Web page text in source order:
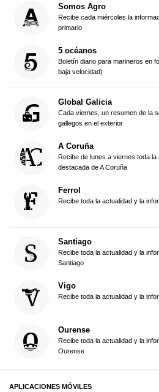
Somos Agro
Recibe cada miércoles la
primario
5 océanos
Boletín diario para marineros en
baja velocidad)
Global Galicia
Cada viernes, un resumen de la
gallegos en el exterior
A Coruña
Recibe de lunes a viernes toda
destacada de A Coruña
Ferrol
Recibe toda la actualidad y la
Santiago
Recibe toda la actualidad y la
Santiago
Vigo
Recibe toda la actualidad y la
Ourense
Recibe toda la actualidad y la
Ourense
APLICACIONES MÓVILES